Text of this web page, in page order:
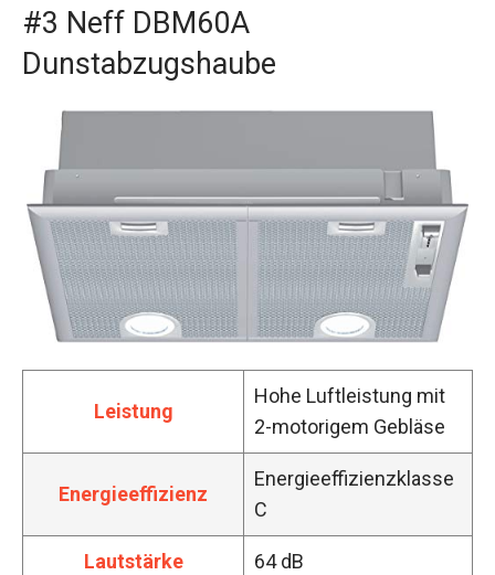
#3 Neff DBM60A
Dunstabzugshaube
Leistung
Hohe Luftleistung mit
2-motorigem Gebläse
Energieeffizienz
Energieeffizienzklasse
C
Lautstärke 64 dB